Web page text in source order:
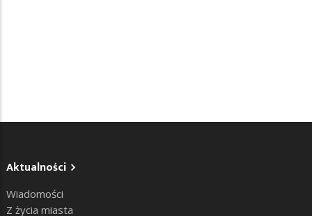
Aktualności
Wiadomości
Z życia miasta